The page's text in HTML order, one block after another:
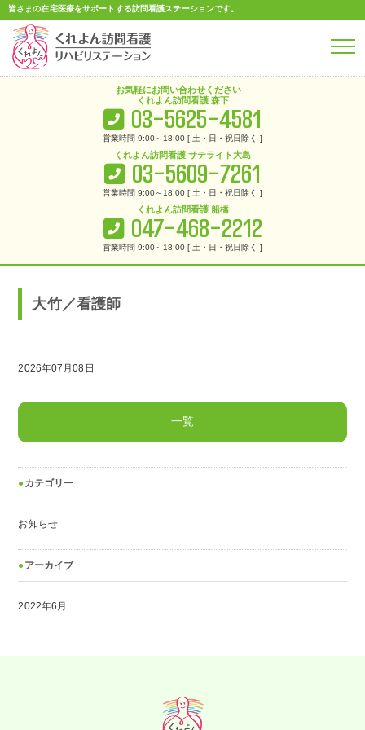
皆さまの在宅医療をサポートする訪問看護ステーションです。
お気軽にお問い合わせ ください
くれよん訪問看護 森下
03-5625-4581
営業時間 9:00～18:00 [ 土・日・祝日除く ]
くれよん訪問看護 サテライト大島
03-5609-7261
営業時間 9:00～18:00 [ 土・日・祝日除く ]
くれよん訪問看護 船橋
047-468-2212
営業時間 9:00～18:00 [ 土・日・祝日除く ]
大竹／看護師
2026年07月08日
一覧
カテゴリー
お知らせ
アーカイブ
2022年6月